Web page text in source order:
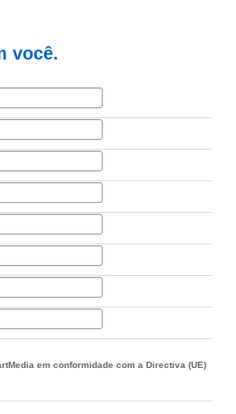
você.
em conformidade com a Directiva (UE)